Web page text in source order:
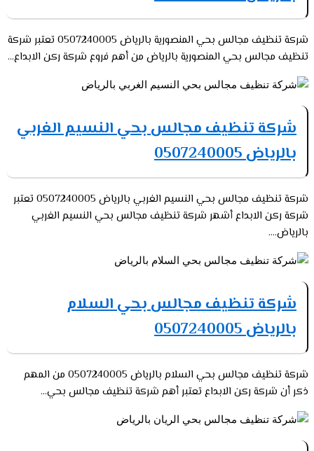
شركة تنظيف مجالس بحي المنصورية بالرياض 0507240005 تعتبر شركة
تنظيف مجالس بحي المنصورية بالرياض من أهم فروع شركة ركن الابداع...
شركة تنظيف مجالس بحي النسيم الغربي
بالرياض 0507240005
شركة تنظيف مجالس بحي النسيم الغربي بالرياض 0507240005 تعتبر
شركة ركن الابداع أشهر شركة تنظيف مجالس بحي النسيم الغربي
بالرياض....
شركة تنظيف مجالس بحي السلام
بالرياض 0507240005
شركة تنظيف مجالس بحي السلام بالرياض 0507240005 من المهم
ذكر أن شركة ركن الابداع تعتبر أهم شركة تنظيف مجالس بحي...